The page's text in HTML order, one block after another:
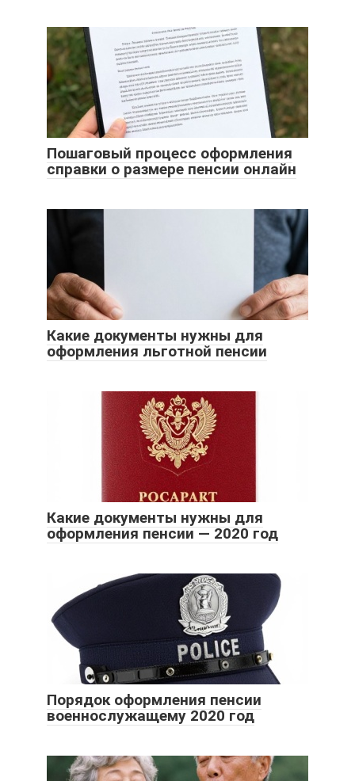
Пошаговый процесс оформления
справки о размере пенсии онлайн
Какие документы нужны для
оформления льготной пенсии
Какие документы нужны для
оформления пенсии — 2020 год
Порядок оформления пенсии
военнослужащему 2020 год